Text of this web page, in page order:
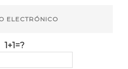
1+1=?